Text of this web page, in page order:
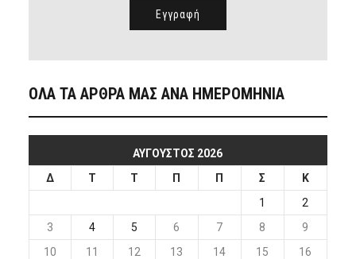
ΟΛΑ ΤΑ ΑΡΘΡΑ ΜΑΣ ΑΝΑ ΗΜΕΡΟΜΗΝΙΑ
ΑΎΓΟΥΣΤΟΣ 2026
Δ
Τ Τ Π Π Σ
Κ
1
2
3
4 5 6 7 8
9
10
11 12 13 14 15
16